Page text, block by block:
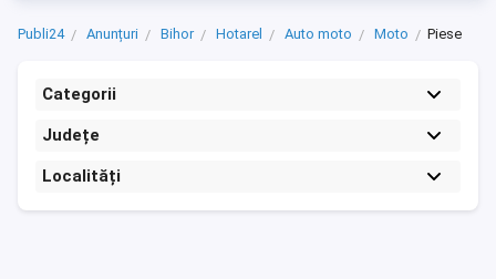
Publi24 Anunțuri Bihor Hotarel Auto moto Moto Piese
Categorii
Județe
Localități